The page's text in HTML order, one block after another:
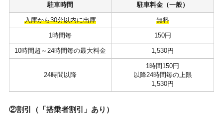
駐車時間 駐車料金（一般）
入庫から30分以内に出庫 無料
1時間毎 150円
10時間超～24時間毎の最大料金 1,530円
24時間以降
1時間150円
以降24時間毎の上限
1,530円
②割引（「搭乗者割引」あり）